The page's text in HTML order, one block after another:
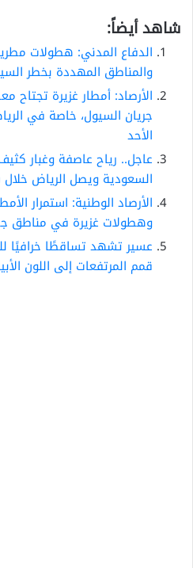
شاهد أيضاً:
الدفاع المدني: هطولات
والمناطق المهددة بخطر
الأرصاد: أمطار غزيرة
جريان السيول، خاصة في
الأحد
عاجل.. رياح عاصفة وغبار
السعودية ويصل الرياض
الأرصاد الوطنية: استمرار
وهطولات غزيرة في مناطق
عسير تشهد تساقطًا خرافيًا
قمم المرتفعات إلى اللون